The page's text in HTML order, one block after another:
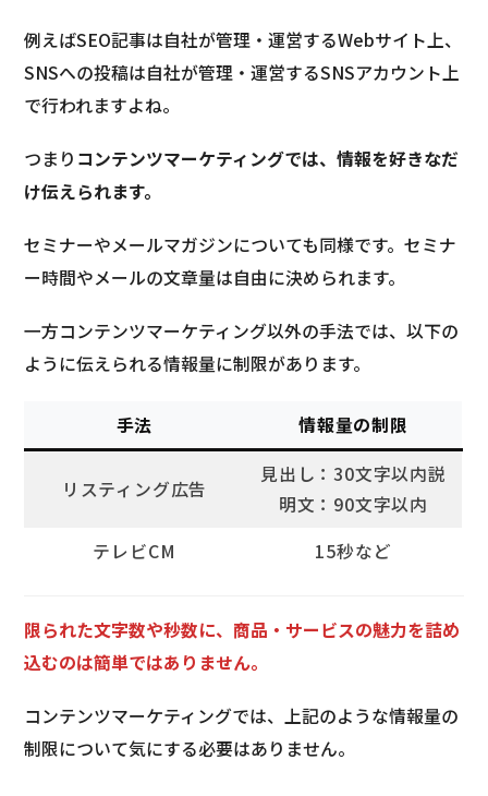
例えばSEO記事は自社が管理・運営するWebサイト上、
SNSへの投稿は自社が管理・運営するSNSアカウント上
で行われますよね。
つまり コンテンツマーケティングでは、情報を好きなだ
け伝えられます。
セミナーやメールマガジンについても同様です。セミナ
ー時間やメールの文章量は自由に決められます。
一方コンテンツマーケティング以外の手法では、以下の
ように伝えられる情報量に制限があります。
手法 情報量の制限
リスティング広告
見出し：30文字以内説
明文：90文字以内
テレビCM
15秒など
限られた文字数や秒数に、商品・サービスの魅力を詰め
込むのは簡単ではありません。
コンテンツマーケティングでは、上記のような情報量の
制限について気にする必要はありません。